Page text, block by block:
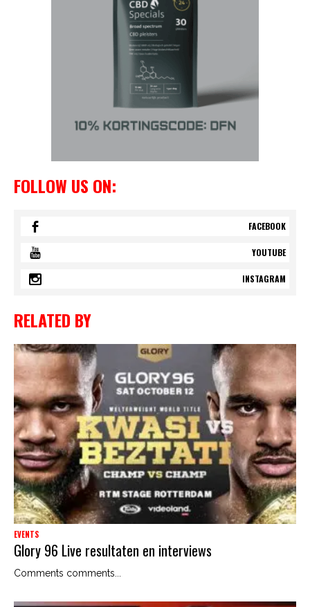
FOLLOW US ON:
FACEBOOK
YOUTUBE
INSTAGRAM
RELATED BY
EVENTS
Glory 96 Live resultaten en interviews
Comments comments...